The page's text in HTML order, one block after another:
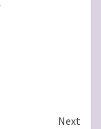
Next